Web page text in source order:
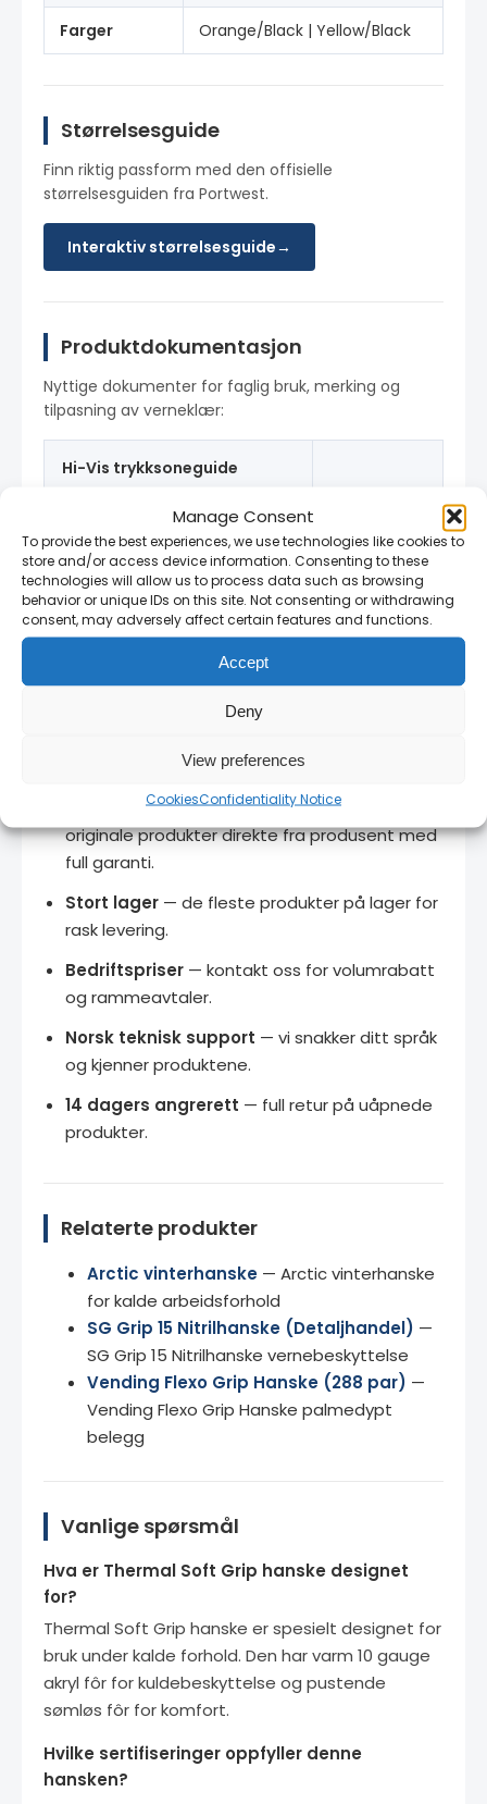
Manage Consent
To provide the best experiences, we use technologies like cookies to
store and/or access device information. Consenting to these
technologies will allow us to process data such as browsing
behavior or unique IDs on this site. Not consenting or withdrawing
consent, may adversely affect certain features and functions.
Accept
Deny
View preferences
CookiesConfidentiality Notice
Farger Orange/Black | Yellow/Black
Størrelsesguide
Finn riktig passform med den offisielle
størrelsesguiden fra Portwest.
Interaktiv størrelsesguide→
Produktdokumentasjon
Nyttige dokumenter for faglig bruk, merking og
tilpasning av verneklær:
Hi-Vis trykksoneguide
på høy-synlighetsklær
FR Multi-Norm
logoveiledning
Sikker merking av
flammehemmende arbeidsklær
Last ned →
Hvorfor kjøpe fra RAM SVEIS?
Autorisert Portwest-importør i Norge
originale produkter direkte fra produsent med
full garanti.
Stort lager — de fleste produkter på lager for
rask levering.
Bedriftspriser — kontakt oss for volumrabatt
og rammeavtaler.
Norsk teknisk support — vi snakker ditt språk
og kjenner produktene.
14 dagers angrerett — full retur på uåpnede
produkter.
Relaterte produkter
Arctic vinterhanske — Arctic vinterhanske
for kalde arbeidsforhold
SG Grip 15 Nitrilhanske (Detaljhandel) —
SG Grip 15 Nitrilhanske vernebeskyttelse
Vending Flexo Grip Hanske (288 par) —
Vending Flexo Grip Hanske palmedypt
belegg
Vanlige spørsmål
Hva er Thermal Soft Grip hanske designet
for?
Thermal Soft Grip hanske er spesielt designet for
bruk under kalde forhold. Den har varm 10 gauge
akryl fôr for kuldebeskyttelse og pustende
sømløs fôr for komfort.
Hvilke sertifiseringer oppfyller denne
hansken?